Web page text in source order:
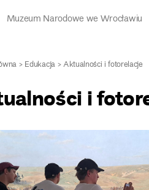
Muzeum Narodowe we Wrocławiu
>Edukacja>Aktualności i fotorelacje
i